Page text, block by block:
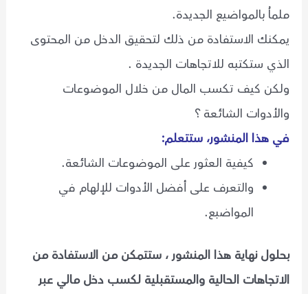
ملماُ بالمواضيع الجديدة.
يمكنك الاستفادة من ذلك لتحقيق الدخل من المحتوى
الذي ستكتبه للاتجاهات الجديدة .
ولكن كيف تكسب المال من خلال الموضوعات
والأدوات الشائعة ؟
في هذا المنشور، ستتعلم:
كيفية العثور على الموضوعات الشائعة.
والتعرف على أفضل الأدوات للإلهام في
المواضبع.
بحلول نهاية هذا المنشور ، ستتمكن من الاستفادة من
الاتجاهات الحالية والمستقبلية لكسب دخل مالي عبر